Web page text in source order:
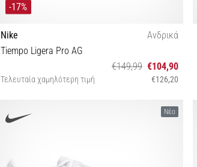
-17%
Nike
Ανδρικά
Tiempo Ligera Pro AG
€149,99 €104,90
Τελευταία χαμηλότερη τιμή €126,20
Νέο